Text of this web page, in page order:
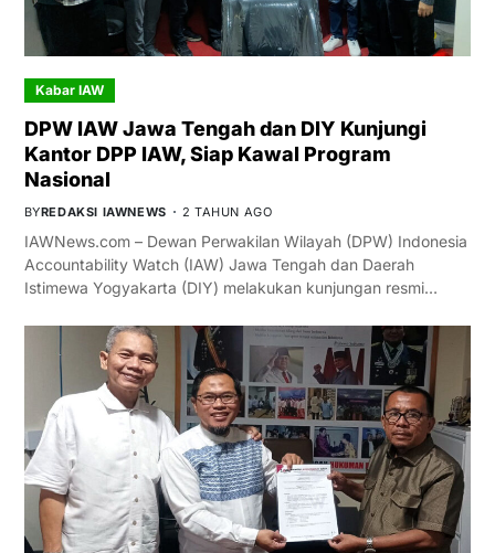
Kabar IAW
DPW IAW Jawa Tengah dan DIY Kunjungi
Kantor DPP IAW, Siap Kawal Program
Nasional
BYREDAKSI IAWNEWS 2 TAHUN AGO
IAWNews.com – Dewan Perwakilan Wilayah (DPW) Indonesia
Accountability Watch (IAW) Jawa Tengah dan Daerah
Istimewa Yogyakarta (DIY) melakukan kunjungan resmi…